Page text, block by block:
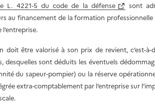
L. 4221-5 du code de la défense
sont
au financement de la formation
doit être valorisé à son prix de revient, c’est-
desquelles sont déduits les éventuels
du sapeur-pompier) ou la réserve
extra-comptablement par l’entreprise sur